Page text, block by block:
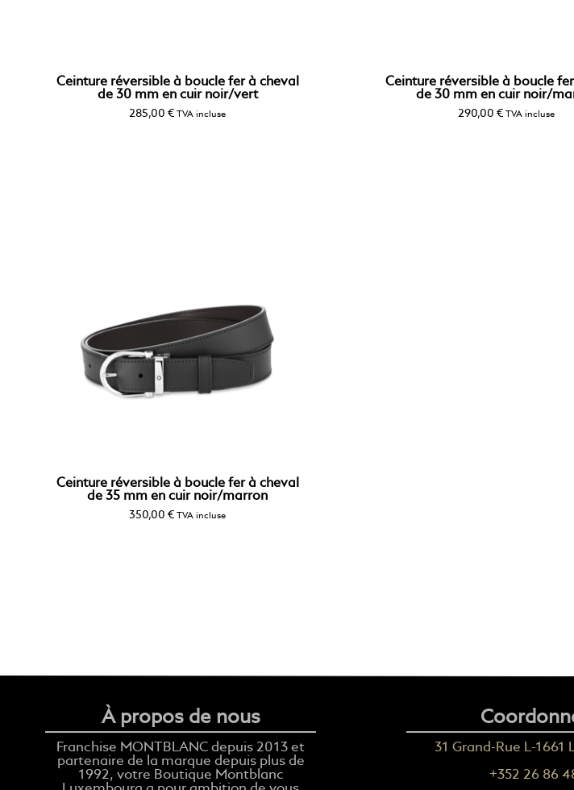
Ceinture réversible à boucle fer à cheval
de 30 mm en cuir noir/vert
285,00 € TVA incluse
Ceinture réversible à boucle fer
de 30 mm en cuir noir/
290,00€ TVA incluse
Ceinture réversible à boucle fer à cheval
de 35 mm en cuir noir/marron
350,00 € TVA incluse
À propos de nous
Franchise MONTBLANC depuis 2013 et
partenaire de la marque depuis plus de
1992, votre Boutique Montblanc
31 Grand-Rue L-1661
+352 26 86